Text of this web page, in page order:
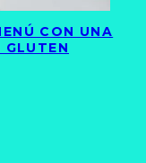
CON UNA
GLUTEN